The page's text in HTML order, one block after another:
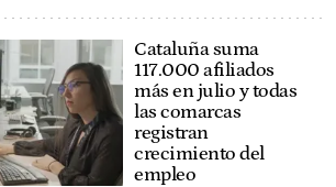
Cataluña suma
117.000 afiliados
más en julio y todas
las comarcas
registran
crecimiento del
empleo